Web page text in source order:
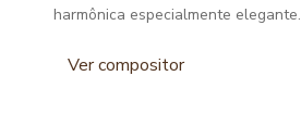
harmônica especialmente elegante.
Ver compositor